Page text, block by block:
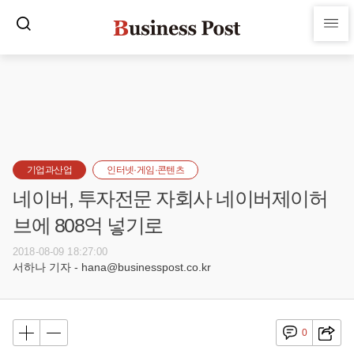
기업과산업 인터넷·게임·콘텐츠
네이버, 투자전문 자회사 네이버제이허
브에 808억 넣기로
2018-08-09 18:27:00
서하나 기자 - hana@businesspost.co.kr
0